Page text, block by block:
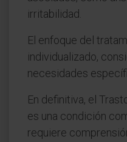
irritabilidad.
El enfoque del
individualizado,
necesidades
En definitiva, el
es una condición
requiere